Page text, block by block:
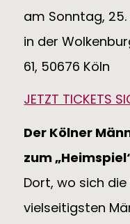
am Sonntag, 25.
in der
61, 50676 Köln
JETZT TICKETS
Der Kölner
zum
Dort, wo sich
vielseitigsten